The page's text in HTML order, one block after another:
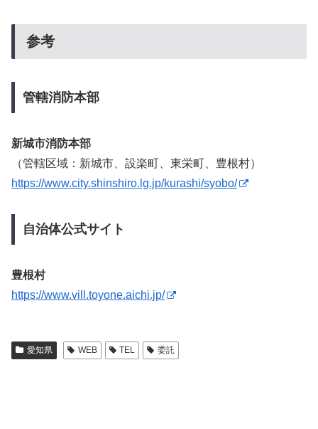
参考
管轄消防本部
新城市消防本部
（管轄区域：新城市、設楽町、東栄町、豊根村）
https://www.city.shinshiro.lg.jp/kurashi/syobo/
自治体公式サイト
豊根村
https://www.vill.toyone.aichi.jp/
愛知県 WEB TEL 委託